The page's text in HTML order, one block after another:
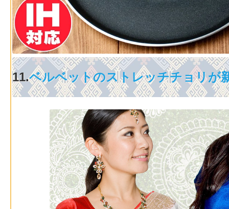
11.ベルベットのストレッチチョリが